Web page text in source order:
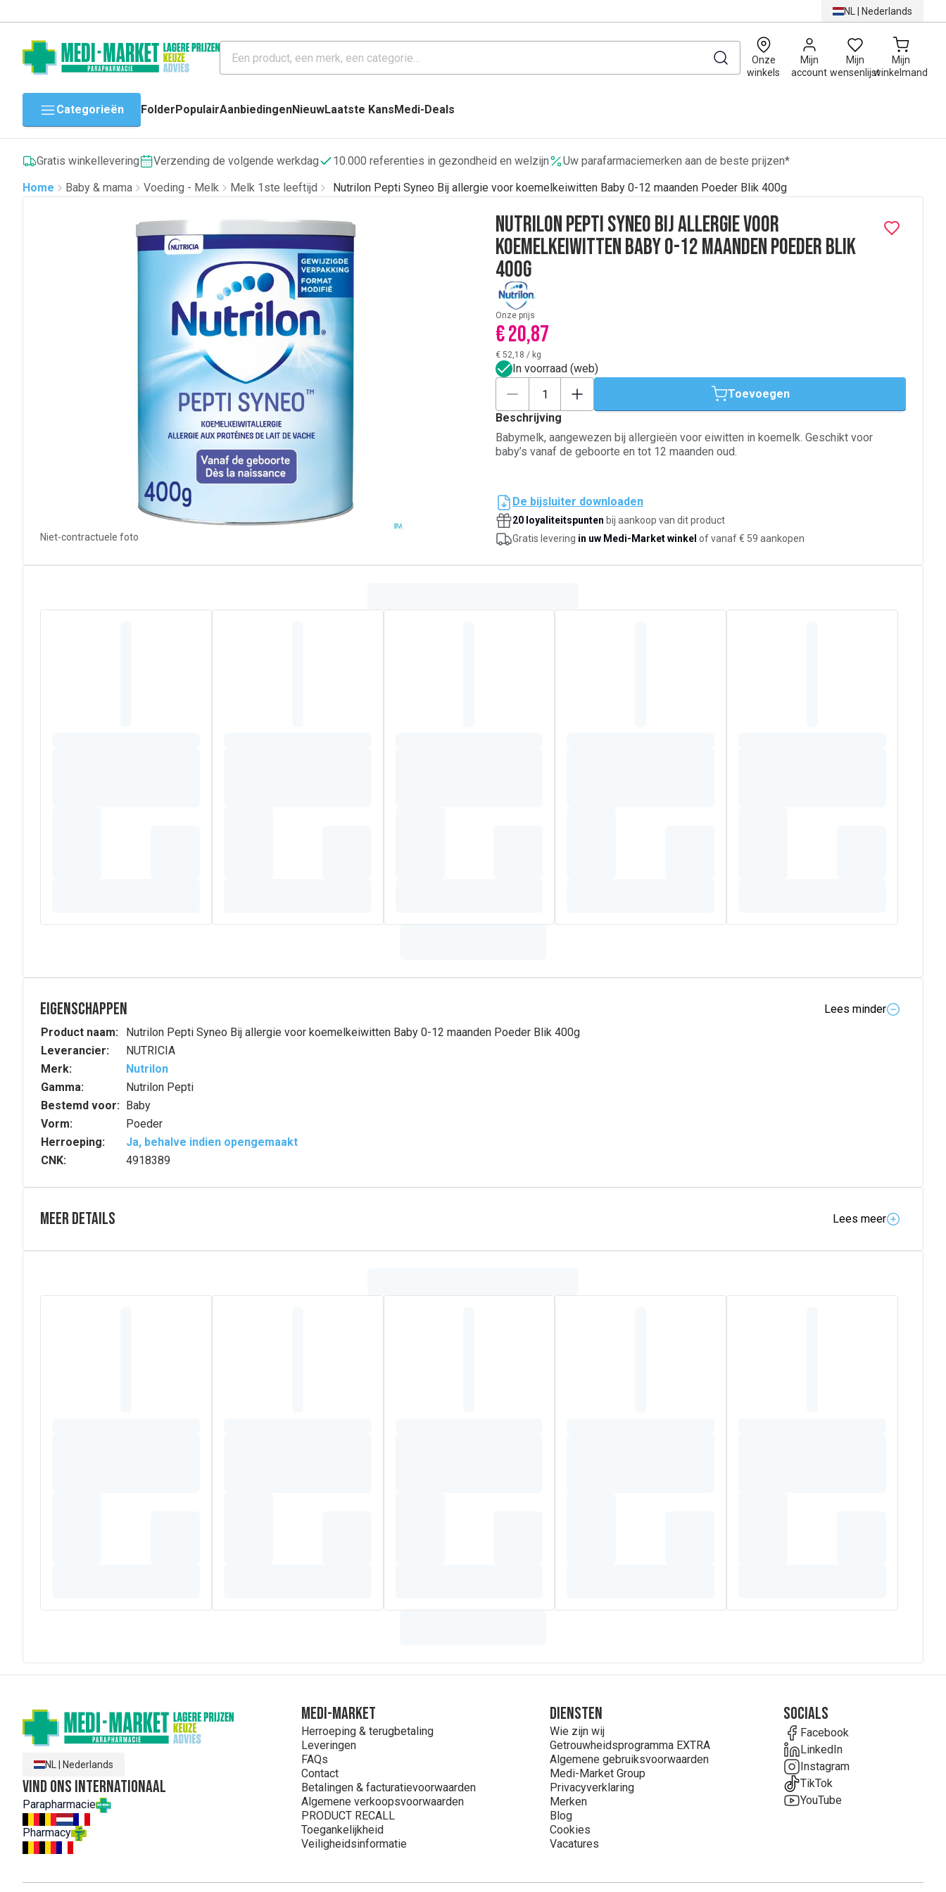
NL | Nederlands
Onze
winkels
Mijn
account
Mijn
wensenlijst
Mijn
winkelmand
0
Categorieën FolderPopulairAanbiedingenNieuwLaatste KansMedi-Deals
Gratis winkellevering Verzending de volgende werkdag 10.000 referenties in gezondheid en welzijn
Uw parafarmaciemerken aan de beste prijzen*
Home
Baby & mama Voeding - Melk Melk 1ste leeftijd Nutrilon Pepti Syneo Bij allergie voor koemelkeiwitten Baby 0-12 maanden Poeder Blik 400g
Niet-contractuele foto
Nutrilon Pepti Syneo Bij allergie voor
koemelkeiwitten Baby 0-12 maanden Poeder Blik
400g
Onze prijs
€ 20,87
€ 52,18 / kg
In voorraad (web)
Toevoegen
Beschrijving
Babymelk, aangewezen bij allergieën voor eiwitten in koemelk. Geschikt voor
baby’s vanaf de geboorte en tot 12 maanden oud.
De bijsluiter downloaden
20 loyaliteitspunten bij aankoop van dit product
Gratis levering in uw Medi-Market winkel of vanaf € 59 aankopen
Eigenschappen
Lees minder
Product naam:
Nutrilon Pepti Syneo Bij allergie voor koemelkeiwitten Baby 0-12 maanden Poeder Blik 400g
Leverancier:
NUTRICIA
Merk:
Nutrilon
Gamma:
Nutrilon Pepti
Bestemd voor: Baby
Vorm:
Poeder
Herroeping:
Ja, behalve indien opengemaakt
CNK:
4918389
Meer details
Lees meer
Sinds 125 jaar ontwikkelen de teams van wetenschappers, kinderartsen en voedingskundigen bij Nutricia de meest geavanceerde Nutrilon®-formules en bieden je zo het beste
PoedermelkNutrilon® Pepti Syneois een voeding voor medisch gebruik aangewezen als dieetvoeding bijeen allergie voor koemelkeiwitten.
taurine, natrium L-ascorbaat, bifidobacterium breve M-16V, zinksulfaat, L-carnitine, ijzersulfaat, DL-a-tocoferylacetaat, uridine 5'-monofosfaat natrium zout, cytidine 5'-
monofosfaat, calcium D-pantothenaat, adenosine 5'-monofosfaat, inosine 5'-monofosfaat natrium zout, nicotinamide, guanosine 5'-monofosfaat natrium zout, kopersulfaat, DL-
natriumseleniet, fytomenadion, D-biotine, cholecalciferol, cyanocobalamine.
Allergenen : Melk, Vis
NL Nederlands
Vind ons internationaal
Parapharmacie
Pharmacy
MEDI-MARKET
Herroeping & terugbetaling
Leveringen
FAQs
Contact
Betalingen & facturatievoorwaarden
Algemene verkoopsvoorwaarden
PRODUCT RECALL
Toegankelijkheid
Veiligheidsinformatie
Diensten
Wie zijn wij
Getrouwheidsprogramma EXTRA
Algemene gebruiksvoorwaarden
Medi-Market Group
Privacyverklaring
Merken
Blog
Cookies
Vacatures
Socials
Facebook
LinkedIn
Instagram
TikTok
YouTube